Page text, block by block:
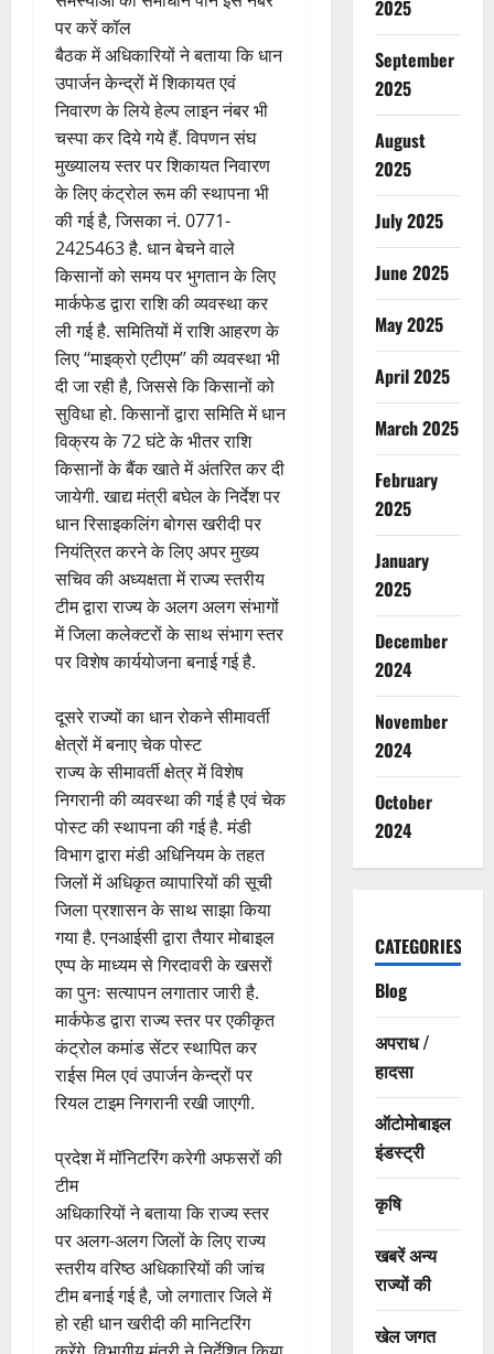
पर करें कॉल
बैठक में अधिकारियों ने बताया कि धान
उपार्जन केन्द्रों में शिकायत एवं
निवारण के लिये हेल्प लाइन नंबर भी
चस्पा कर दिये गये हैं. विपणन संघ
मुख्यालय स्तर पर शिकायत निवारण
के लिए कंट्रोल रूम की स्थापना भी
की गई है, जिसका नं. 0771-
2425463 है. धान बेचने वाले
किसानों को समय पर भुगतान के लिए
मार्कफेड द्वारा राशि की व्यवस्था कर
ली गई है. समितियों में राशि आहरण के
लिए ‘‘माइक्रो एटीएम’’ की व्यवस्था भी
दी जा रही है, जिससे कि किसानों को
सुविधा हो. किसानों द्वारा समिति में धान
विक्रय के 72 घंटे के भीतर राशि
किसानों के बैंक खाते में अंतरित कर दी
जायेगी. खाद्य मंत्री बघेल के निर्देश पर
धान रिसाइकलिंग बोगस खरीदी पर
नियंत्रित करने के लिए अपर मुख्य
सचिव की अध्यक्षता में राज्य स्तरीय
टीम द्वारा राज्य के अलग अलग संभागों
में जिला कलेक्टरों के साथ संभाग स्तर
पर विशेष कार्ययोजना बनाई गई है.
दूसरे राज्यों का धान रोकने सीमावर्ती
क्षेत्रों में बनाए चेक पोस्ट
राज्य के सीमावर्ती क्षेत्र में विशेष
निगरानी की व्यवस्था की गई है एवं चेक
पोस्ट की स्थापना की गई है. मंडी
विभाग द्वारा मंडी अधिनियम के तहत
जिलों में अधिकृत व्यापारियों की सूची
जिला प्रशासन के साथ साझा किया
गया है. एनआईसी द्वारा तैयार मोबाइल
एप्प के माध्यम से गिरदावरी के खसरों
का पुनः सत्यापन लगातार जारी है.
मार्कफेड द्वारा राज्य स्तर पर एकीकृत
कंट्रोल कमांड सेंटर स्थापित कर
राईस मिल एवं उपार्जन केन्द्रों पर
रियल टाइम निगरानी रखी जाएगी.
प्रदेश में मॉनिटरिंग करेगी अफसरों की
टीम
अधिकारियों ने बताया कि राज्य स्तर
पर अलग-अलग जिलों के लिए राज्य
स्तरीय वरिष्ठ अधिकारियों की जांच
टीम बनाई गई है, जो लगातार जिले में
हो रही धान खरीदी की मानिटरिंग
2025
September
2025
August
2025
July 2025
June 2025
May 2025
April 2025
March 2025
February
2025
January
2025
December
2024
November
2024
October
2024
CATEGORIES
Blog
अपराध /
हादसा
ऑटोमोबाइल
इंडस्ट्री
कृषि
खबरें अन्य
राज्यों की
खेल जगत